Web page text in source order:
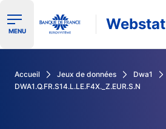
Ouvrir le menu de navigation
MENU Webstat
Accueil Jeux de données
Dwa1
DWA1.Q.FR.S14.L.LE.F4X._Z.EUR.S.N